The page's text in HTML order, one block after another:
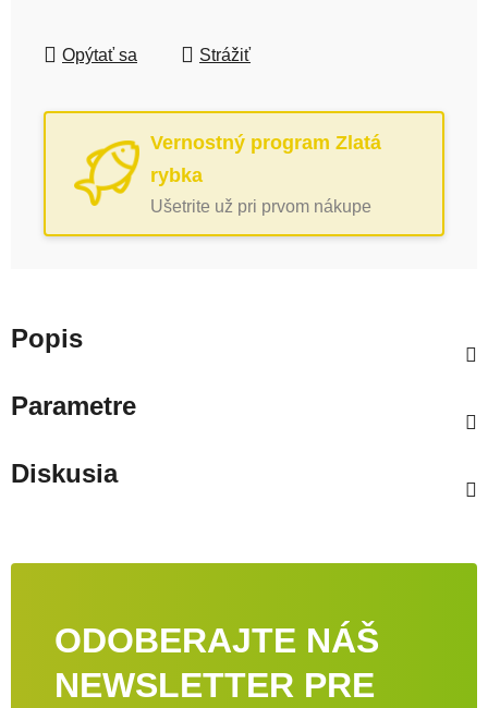
Opýtať sa Strážiť
Vernostný program Zlatá
rybka
Ušetrite už pri prvom nákupe
Popis
Parametre
Diskusia
ODOBERAJTE NÁŠ
NEWSLETTER PRE